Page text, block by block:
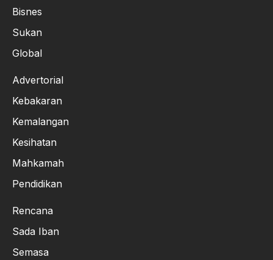
Bisnes
Sukan
Global
Advertorial
Kebakaran
Kemalangan
Kesihatan
Mahkamah
Pendidikan
Rencana
Sada Iban
Semasa